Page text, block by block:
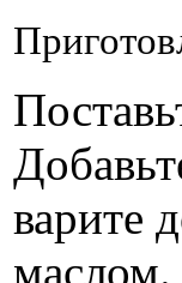
варите
маслом.